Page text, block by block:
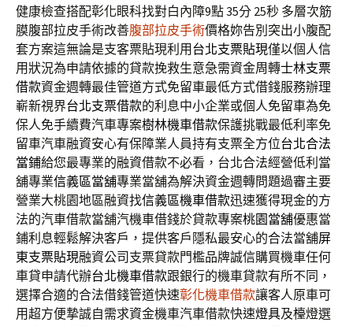
健康檢查搭配彰化眼科找對白內障9點 35分 25秒 多層次筋
膜腹部拉皮手術改善腹部拉皮手術價格妳告別突出小腹配
套方案這無論是支客票貼現利用 台北支票貼現僅以個人信
用狀況為申請依據的貸款挽救生意急需資金周轉士林支票
借款資金週轉最佳管道方式免留車最低方式借錢服務辦理
嶄新視界台北支票借款的利息中小企業或個人免留車為免
保人免手續費汽車專案樹林機車借款保護挑戰最低利率免
留車汽車融資安心有保障業人員持有支票全方位台北合法
當鋪給您最專業的融資借款不必看，台北合法經營低利當
舖專業信義區當舖專業當舖為解決資金週轉問題過審主要
營業大桃園地區融資找信義區機車借款迅速獲得現金的方
法的汽車借款當舖汽機車借錢於貸款專案桃園當舖優惠當
鋪利息輕鬆解決客戶，提供客戶隱私最安心的合法當舖屏
東支票貼現融資公司支票貸款門檻品牌誠信購買機車任何
車貸申請代辦台北機車借款跟銀行的機車貸款有所不同，
選擇合適的合法借錢管道快速彰化機車借款讓客人原車可
用超方便摯誠自需求資金機車汽車借款快速燈具及檯燈選